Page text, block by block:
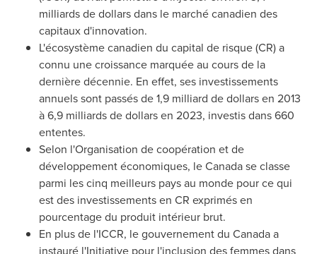
milliards de dollars dans le marché canadien des
capitaux d'innovation.
L'écosystème canadien du capital de risque (CR) a
connu une croissance marquée au cours de la
dernière décennie. En effet, ses investissements
annuels sont passés de 1,9 milliard de dollars en 2013
à 6,9 milliards de dollars en 2023, investis dans 660
ententes.
Selon l'Organisation de coopération et de
développement économiques, leCanadase classe
parmi les cinq meilleurs pays au monde pour ce qui
est des investissements en CR exprimés en
pourcentage du produit intérieur brut.
En plus de l'ICCR, le gouvernement du Canadaa
instauré l'Initiative pour l'inclusion des femmes dans